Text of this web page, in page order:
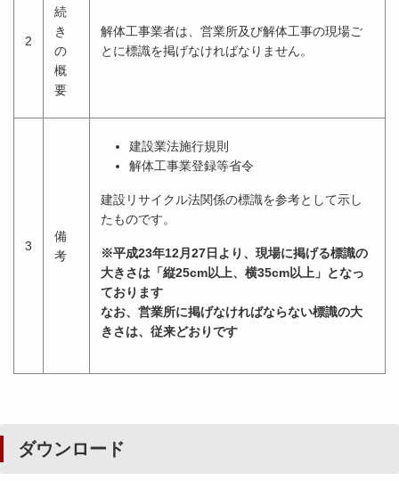
2
続
き
の
概
要
解体工事業者は、営業所及び解体工事の現場ご
とに標識を掲げなければなりません。
3
備
考
建設業法施行規則
解体工事業登録等省令
建設リサイクル法関係の標識を参考として示し
たものです。
※平成23年12月27日より、現場に掲げる標識の
大きさは「縦25cm以上、横35cm以上」となっ
ております
なお、営業所に掲げなければならない標識の大
きさは、従来どおりです
ダウンロード